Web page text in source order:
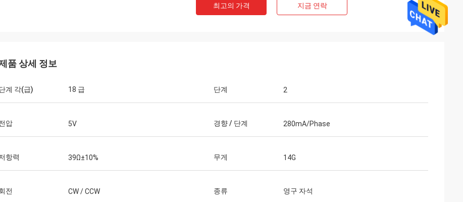
적이고 및 명확한 커뮤니케이션. 순서는
추어 발송되었습니다. 선적에 추가해 곳
!
제품은, 그것 좋게 포장되었습니다 예상대로
작동합니다. 판매인은 아주 빨리 반응하고 사
을 위한 제품을 주문을 받아서 만들게 준비되
어 있습니다.
최고의 가격 지금 연락
품 상세 정보
계 각(급) 18 급 단계 2
압 5V 경향 / 단계 280mA/Phase
항력 39Ω±10% 무게 14G
전 CW / CCW 종류 영구 자석